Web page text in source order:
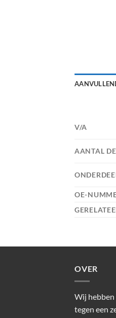
V/A
AANTAL
OE-
OVER
Wij hebben
tegen een